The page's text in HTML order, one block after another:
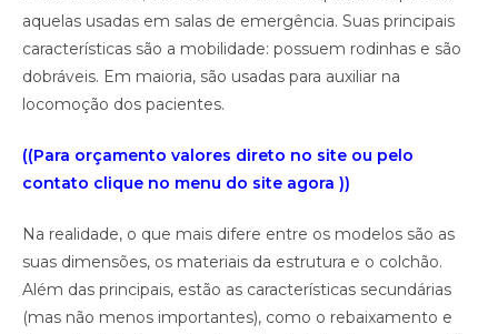
aquelas usadas em salas de emergência. Suas principais
características são a mobilidade: possuem rodinhas e são
dobráveis. Em maioria, são usadas para auxiliar na
locomoção dos pacientes.
((Para orçamento valores direto no site ou pelo
contato clique no menu do site agora ))
Na realidade, o que mais difere entre os modelos são as
suas dimensões, os materiais da estrutura e o colchão.
Além das principais, estão as características secundárias
(mas não menos importantes), como o rebaixamento e